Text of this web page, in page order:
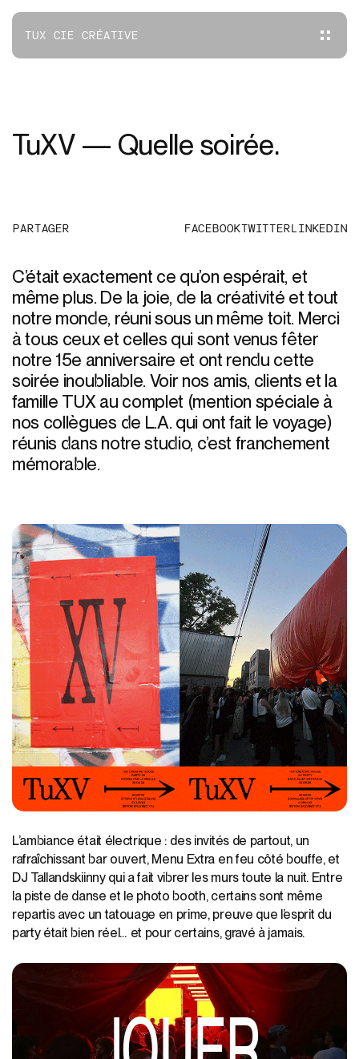
TUX CIE CRÉATIVE
TuXV — Quelle soirée.
PARTAGER FACEBOOKTWITTERLINKEDIN
C’était exactement ce qu’on espérait, et
même plus. De la joie, de la créativité et tout
notre monde, réuni sous un même toit. Merci
à tous ceux et celles qui sont venus fêter
notre 15e anniversaire et ont rendu cette
soirée inoubliable. Voir nos amis, clients et la
famille TUX au complet (mention spéciale à
nos collègues de L.A. qui ont fait le voyage)
réunis dans notre studio, c’est franchement
mémorable.
L’ambiance était électrique : des invités de partout, un
rafraîchissant bar ouvert, Menu Extra en feu côté bouffe, et
DJ Tallandskiinny qui a fait vibrer les murs toute la nuit. Entre
la piste de danse et le photo booth, certains sont même
repartis avec un tatouage en prime, preuve que l’esprit du
party était bien réel… et pour certains, gravé à jamais.